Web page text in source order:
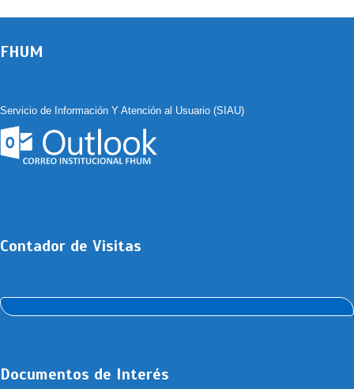
FHUM
Servicio de Información Y Atención al Usuario (SIAU)
Contador de Visitas
Documentos de Interés